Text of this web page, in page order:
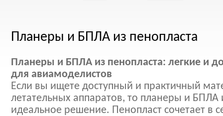
Планеры и БПЛА из пенопласта
Планеры и БПЛА из пенопласта: легкие и
для авиамоделистов
Если вы ищете доступный и практичный
летательных аппаратов, то планеры и БПЛА
идеальное решение. Пенопласт сочетает в